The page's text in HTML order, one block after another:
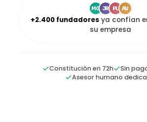
MG JR PL AV
+2.400 fundadoresya confían
su empresa
Constitución en 72h
Sin
Asesor humano